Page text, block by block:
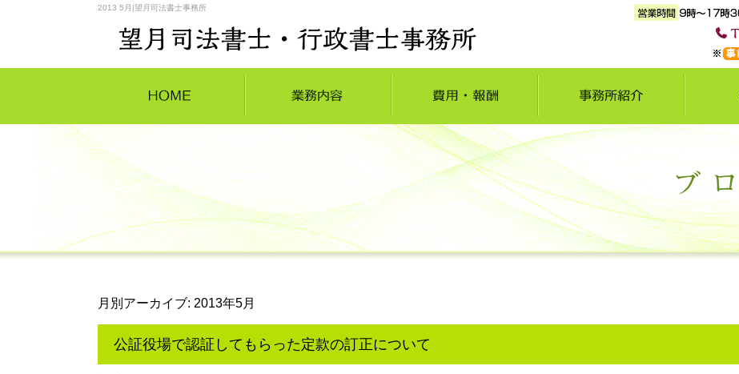
2013 5月|望月司法書士事務所
月別アーカイブ: 2013年5月
公証役場で認証してもらった定款の訂正について